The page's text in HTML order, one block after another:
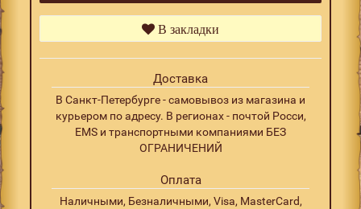
В закладки
Доставка
В Санкт-Петербурге - самовывоз из магазина и
курьером по адресу. В регионах - почтой Росси,
EMS и транспортными компаниями БЕЗ
ОГРАНИЧЕНИЙ
Оплата
Наличными, Безналичными, Visa, MasterCard,